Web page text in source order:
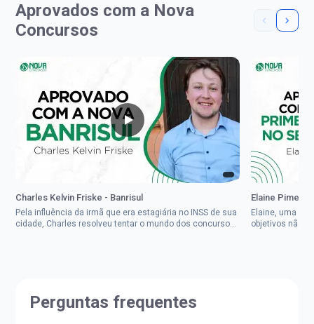
Aprovados com a Nova
Concursos
Charles Kelvin Friske - Banrisul
Pela influência da irmã que era estagiária no INSS de sua
cidade, Charles resolveu tentar o mundo dos concursos
Elaine
Elaine, uma
objetivos não
Perguntas frequentes